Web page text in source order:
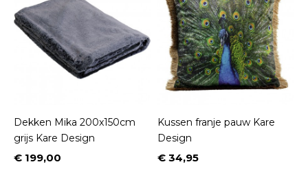
Dekken Mika 200x150cm
grijs Kare Design
Prijs
€ 199,00
Kussen franje pauw Kare
Design
Prijs
€ 34,95